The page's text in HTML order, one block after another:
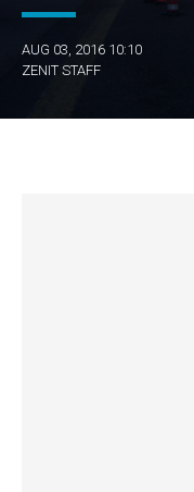
AUG 03, 2016 10:10
ZENIT STAFF